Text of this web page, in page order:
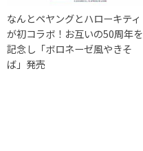
なんとペヤングとハローキティ
が初コラボ！お互いの50周年を
記念し「ボロネーゼ風やきそ
ば」発売